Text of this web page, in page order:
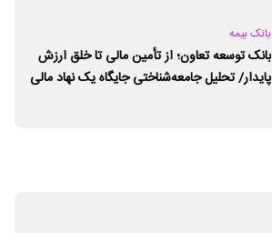
بانک بیمه
بانک توسعه تعاون؛ از تأمین مالی تا خلق ارزش
پایدار/ تحلیل جامعه‌شناختی جایگاه یک نهاد مالی